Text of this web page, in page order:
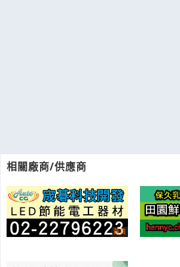
相關廠商/供應商